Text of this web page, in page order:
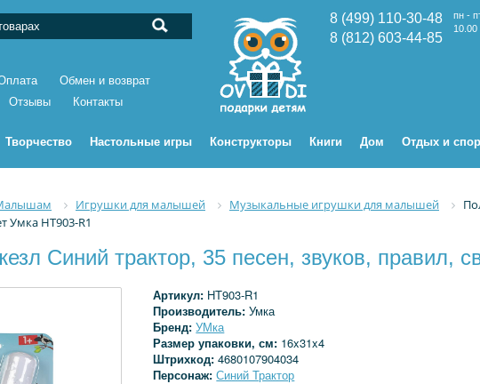
Обмен и возврат
Отзывы Контакты
8 (499) 110-30-48
пн -
10.00
8 (812) 603-44-85
Творчество Настольные игры Конструкторы Книги Дом Отдых и
Игрушки для малышей Музыкальные игрушки для малышей
Умка HT903-R1
Синий трактор, 35 песен, звуков, правил,
Артикул: HT903-R1
Производитель:Умка
Бренд:УМка
Размер упаковки, см: 16x31x4
Штрихкод:4680107904034
Персонаж:Синий Трактор